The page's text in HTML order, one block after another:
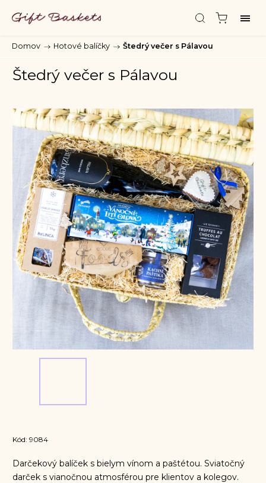
Domov / Hotové balíčky / Štedrý večer s Pálavou
Štedrý večer s Pálavou
Kód: 9084
Darčekový balíček s bielym vínom a paštétou. Sviatočný
darček s vianočnou atmosférou pre klientov a kolegov.